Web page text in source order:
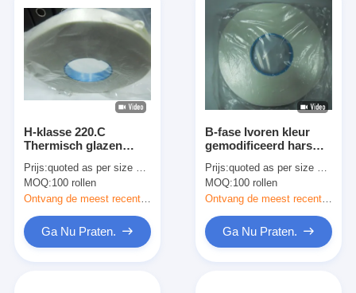
H-klasse 220.C
Thermisch glazen
lengte
Prijs:quoted as per size and quantity
MOQ:100 rollen
Ontvang de meest recente Prijs
Ga Nu Praten.
B-fase Ivoren kleur
gemodificeerd hars
alkalivrije glasvezel H-
klasse niet-geweven
vezelband na
verharding
Prijs:quoted as per size and quantity
MOQ:100 rollen
Ga Nu Praten.